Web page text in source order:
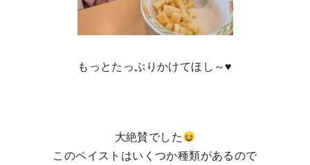
もっとたっぷりかけてほし～♥
大絶賛でした
このペイストはいくつか種類があるので